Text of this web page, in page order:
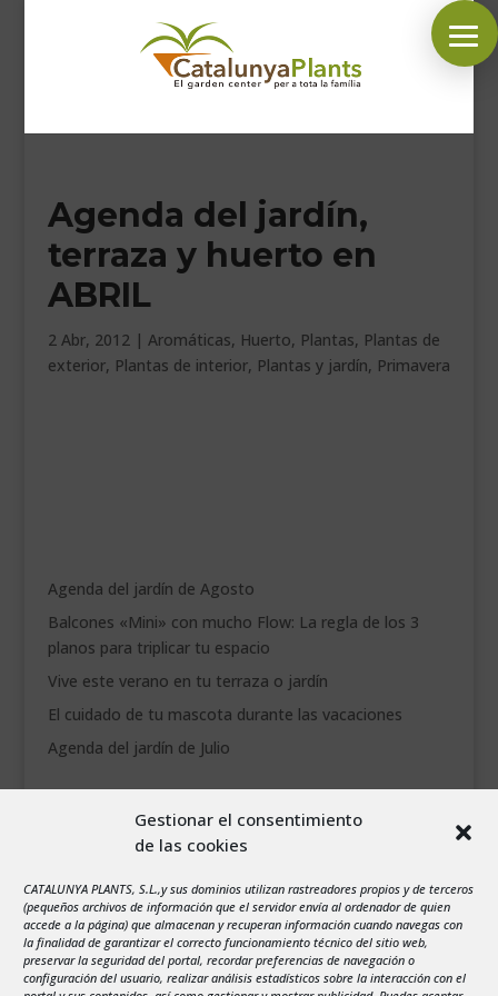
Gestionar el consentimiento
de las cookies
CATALUNYA PLANTS, S.L.,y sus dominios utilizan rastreadores propios y de terceros
(pequeños archivos de información que el servidor envía al ordenador de quien
accede a la página) que almacenan y recuperan información cuando navegas con
la finalidad de garantizar el correcto funcionamiento técnico del sitio web,
preservar la seguridad del portal, recordar preferencias de navegación o
configuración del usuario, realizar análisis estadísticos sobre la interacción con el
SÍGUENOS EN:
INICIO
PLANTAS
COMPLEMENTOS JARDÍN
DECORACIÓN
Agenda del jardín,
terraza y huerto en
ABRIL
2 Abr, 2012| Aromáticas, Huerto, Plantas, Plantas de
exterior, Plantas de interior, Plantas y jardín, Primavera
Agenda del jardín de Agosto
Balcones «Mini» con mucho Flow: La regla de los 3
planos para triplicar tu espacio
Vive este verano en tu terraza o jardín
El cuidado de tu mascota durante las vacaciones
Agenda del jardín de Julio
X J V S
3
4 5 6 7 8
9
10
11 12 13 14 15
16
17
18 19 20 21 22
23
24
25 26 27 28 29 30